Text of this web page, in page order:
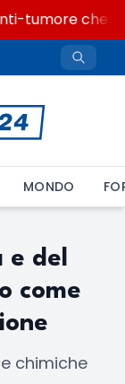
tumore che
MONDO
e del
come
chimiche